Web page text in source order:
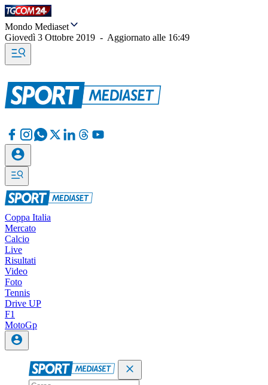
Mondo Mediaset
Giovedì 3 Ottobre 2019 - Aggiornato alle 16:49
Coppa Italia
Mercato
Calcio
Live
Risultati
Video
Foto
Tennis
Drive UP
F1
MotoGp